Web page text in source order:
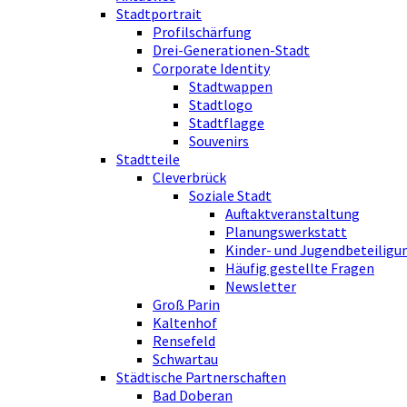
Stadtportrait
Profilschärfung
Drei-Generationen-Stadt
Corporate Identity
Stadtwappen
Stadtlogo
Stadtflagge
Souvenirs
Stadtteile
Cleverbrück
Soziale Stadt
Auftaktveranstaltung
Planungswerkstatt
Kinder- und
Häufig gestellte Fragen
Newsletter
Groß Parin
Kaltenhof
Rensefeld
Schwartau
Städtische Partnerschaften
Bad Doberan